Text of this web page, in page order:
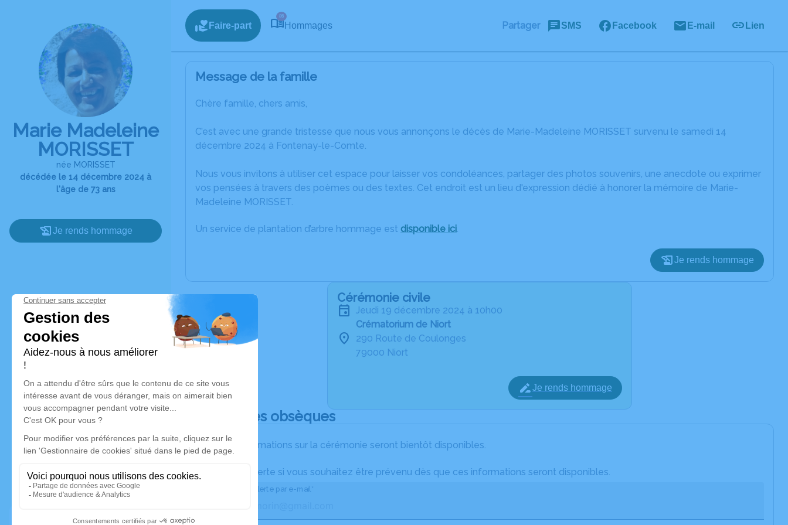
Marie Madeleine
MORISSET
née MORISSET
décédée le 14 décembre 2024 à
l'âge de 73 ans
Je rends hommage
Faire-part
86
Hommages Partager SMS Facebook E-mail Lien
Message de la famille
Chère famille, chers amis,
C’est avec une grande tristesse que nous vous annonçons le décès de Marie-Madeleine MORISSET survenu le samedi 14
décembre 2024 à Fontenay-le-Comte.
Nous vous invitons à utiliser cet espace pour laisser vos condoléances, partager des photos souvenirs, une anecdote ou exprimer
vos pensées à travers des poèmes ou des textes. Cet endroit est un lieu d'expression dédié à honorer la mémoire de Marie-
Madeleine MORISSET.
Un service de plantation d’arbre hommage est disponible ici.
Je rends hommage
Cérémonie civile
jeudi 19 décembre 2024 à 10h00
Crématorium de Niort
290 Route de Coulonges
79000 Niort
Je rends hommage
Déroulé des obsèques
Les informations sur la cérémonie seront bientôt disponibles.
Activez une alerte si vous souhaitez être prévenu dès que ces informations seront disponibles.
Recevoir une alerte par e-mail*